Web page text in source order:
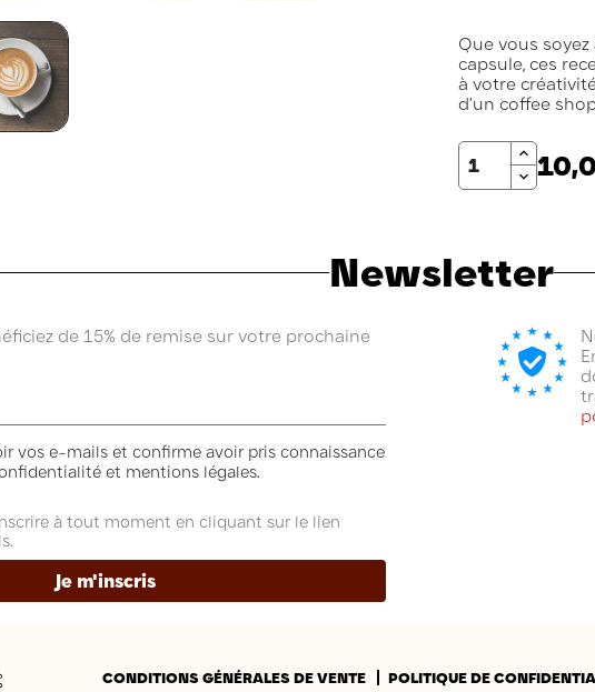
Que vous
capsule, ces
à votre
d’un coffee
Quantité
Newsletter
de 15% de remise sur votre prochaine
vos e-mails et confirme avoir pris connaissance
et mentions légales.
à tout moment en cliquant sur le lien
Je m'inscris
CONDITIONS GÉNÉRALES DE VENTE POLITIQUE DE